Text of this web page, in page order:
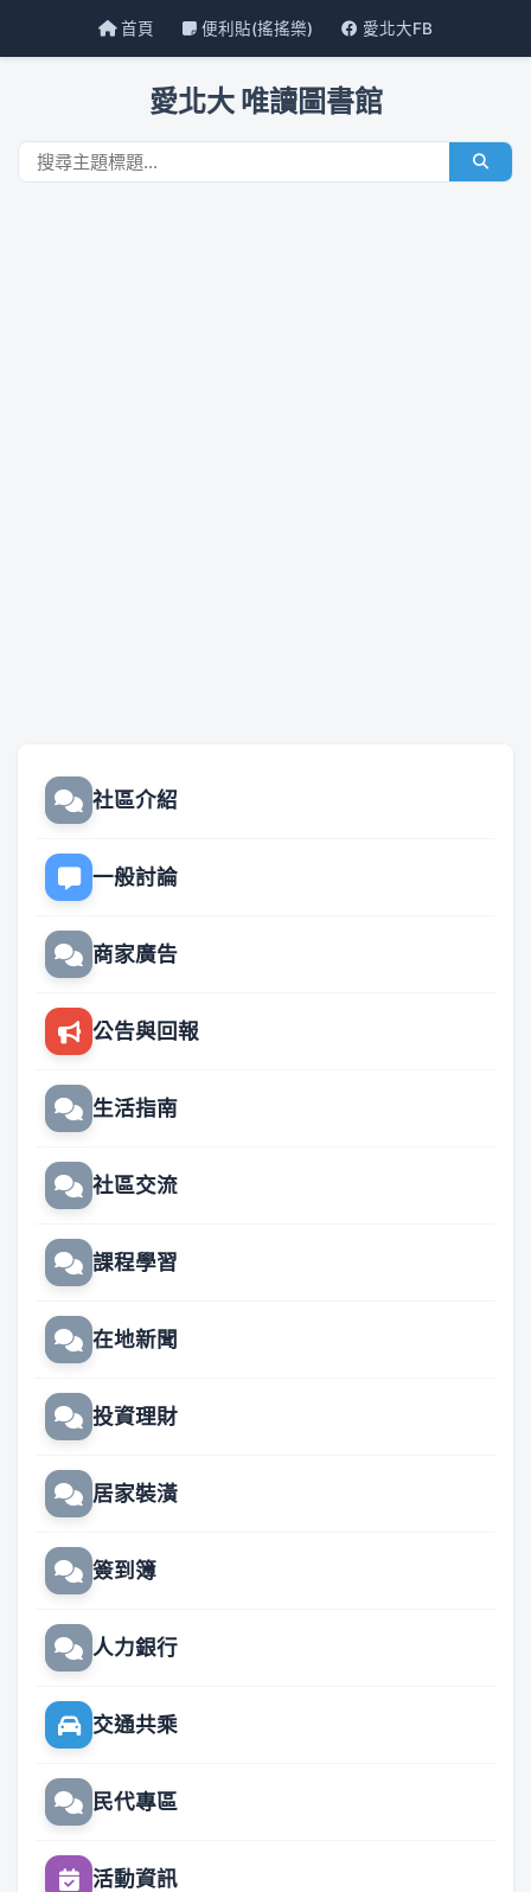
首頁 便利貼(搖搖樂) 愛北大FB
愛北大 唯讀圖書館
社區介紹
一般討論
商家廣告
公告與回報
生活指南
社區交流
課程學習
在地新聞
投資理財
居家裝潢
簽到簿
人力銀行
交通共乘
民代專區
活動資訊